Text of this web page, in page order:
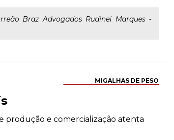
Braz Advogados Rudinei Marques -
MIGALHAS DE PESO
produção e comercialização atenta